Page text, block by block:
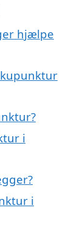
hjælpe
i
i